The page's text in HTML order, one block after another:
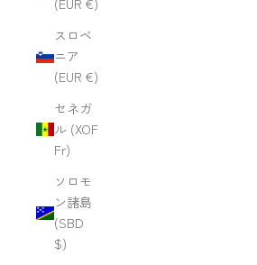
(EUR €)
スロベ
ニア
(EUR €)
セネガ
ル (XOF
Fr)
ソロモ
ン諸島
(SBD
$)